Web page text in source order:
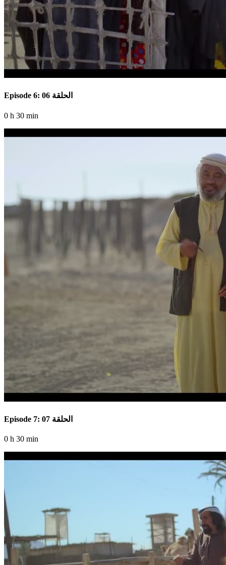
Episode 6: الحلقة 06
0 h 30 min
Episode 7: الحلقة 07
0 h 30 min